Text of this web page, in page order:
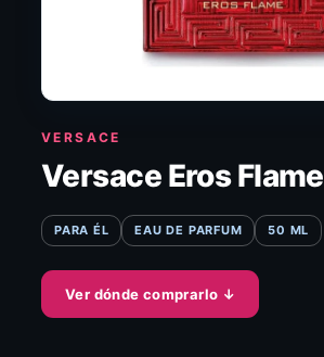
VERSACE
Versace Eros Flame
PARA ÉL EAU DE PARFUM 50 ML
Ver dónde comprarlo ↓